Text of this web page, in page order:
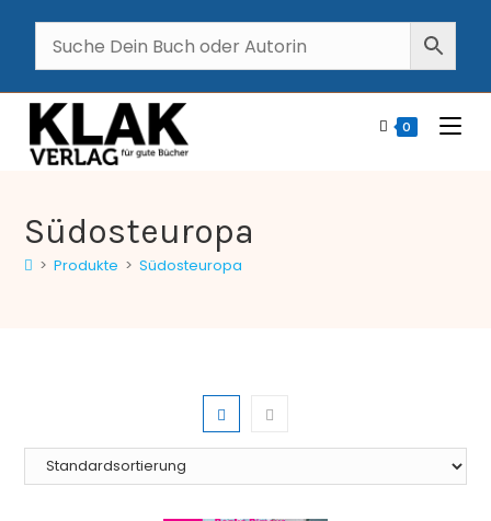
0
Südosteuropa
> Produkte > Südosteuropa